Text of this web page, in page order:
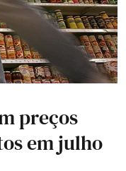
preços
em julho